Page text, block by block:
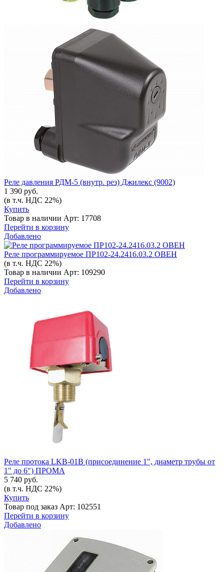
Реле давления РДМ-5 (внутр. рез) Джилекс (9002)
1 390 руб.
(в т.ч. НДС 22%)
Купить
Товар в наличии Арт: 17708
Перейти в корзину
Добавлено
Реле программируемое ПР102-24.2416.03.2 ОВЕН
(в т.ч. НДС 22%)
Товар в наличии Арт: 109290
Перейти в корзину
Добавлено
Реле протока LKB-01В (присоединение 1", диаметр трубы от
1" до 6") ПРОМА
5 740 руб.
(в т.ч. НДС 22%)
Купить
Товар под заказ Арт: 102551
Перейти в корзину
Добавлено